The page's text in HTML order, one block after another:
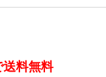
料無料